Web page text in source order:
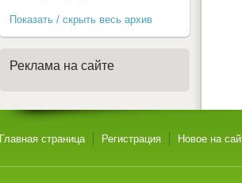
Показать / скрыть весь архив
Реклама на сайте
Главная страница Регистрация Новое на